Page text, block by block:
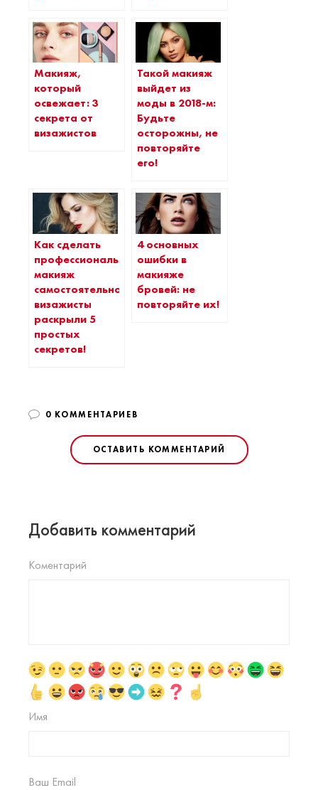
Макияж,
который
освежает: 3
секрета от
визажистов
Такой макияж
выйдет из
моды в 2018-м:
Будьте
осторожны, не
повторяйте
его!
Как сделать
профессиональный
макияж
самостоятельно:
визажисты
раскрыли 5
простых
секретов!
4 основных
ошибки в
макияже
бровей: не
повторяйте их!
0 КОММЕНТАРИЕВ
ОСТАВИТЬ КОММЕНТАРИЙ
Добавить комментарий
Коментарий
Имя
Ваш Email